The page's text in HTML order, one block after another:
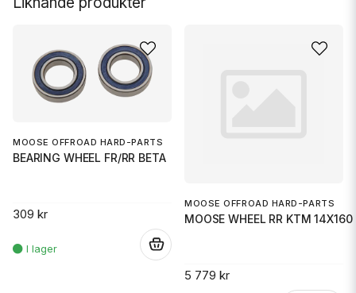
MOOSE OFFROAD HARD-PARTS
BEARING WHEEL FR/RR BETA
309 kr
MOOSE OFFROAD HARD-PARTS
MOOSE WHEEL RR KTM 14X160
5 779 kr